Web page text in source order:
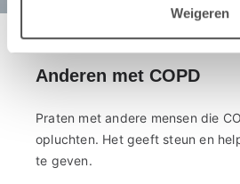
Weigeren
Anderen met COPD
Praten met andere mensen die
opluchten. Het geeft steun en
te geven.